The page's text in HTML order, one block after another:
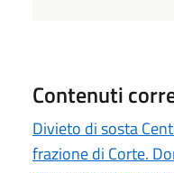
Contenuti
Divieto di sosta
frazione di Corte.